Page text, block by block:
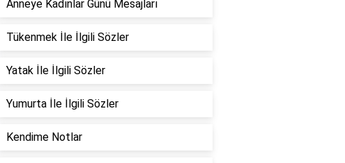
Anneye Kadınlar Günü Mesajları
Tükenmek İle İlgili Sözler
Yatak İle İlgili Sözler
Yumurta İle İlgili Sözler
Kendime Notlar